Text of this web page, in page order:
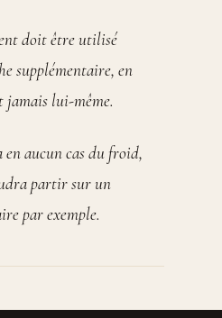
doit être utilisé
supplémentaire, en
jamais lui-même.
aucun cas du froid,
partir sur un
par exemple.